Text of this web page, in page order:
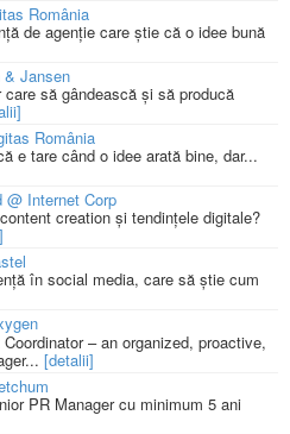
România
de agenție care știe că o idee bună
& Jansen
să gândească și să producă
România
e tare când o idee arată bine, dar...
Internet Corp
creation și tendințele digitale?
în social media, care să știe cum
– an organized, proactive,
[detalii]
PR Manager cu minimum 5 ani